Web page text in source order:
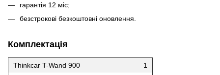
гарантія 12 міс;
безстрокові безкоштовні оновлення.
Комплектація
Thinkcar T-Wand 900
1